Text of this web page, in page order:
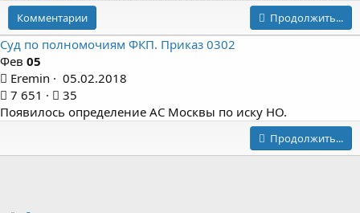
Комментарии Продолжить...
Суд по полномочиям ФКП. Приказ 0302
Фев 05
Eremin
05.02.2018
7 651
35
Появилось определение АС Москвы по иску НО.
Продолжить...